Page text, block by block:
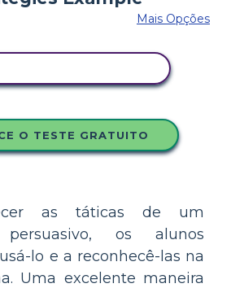
Mais Opções
O TESTE GRATUITO
as táticas de um
persuasivo, os alunos
lo e a reconhecê-las na
Uma excelente maneira